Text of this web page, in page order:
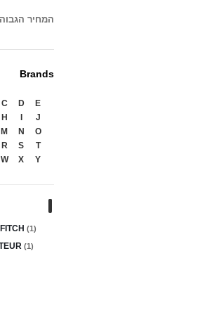
המחיר
Brands
C D
E
H
J
M N
O
R S
T
W X
Y
(1)
(1)